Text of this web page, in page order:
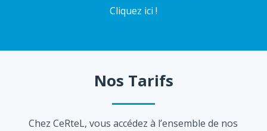
Cliquez ici !
Nos Tarifs
Chez CeRteL, vous accédez à l’ensemble de nos